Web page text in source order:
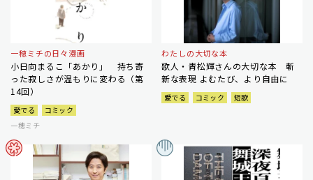
一穂ミチの日々漫画
小日向まるこ「あかり」 持ち寄
った寂しさが温もりに変わる（第
14回）
愛でる
コミック
一穂ミチ
わたしの大切な本
歌人・青松輝さんの大切な本 斬
新な表現 よむたび、より自由に
愛でる コミック 短歌